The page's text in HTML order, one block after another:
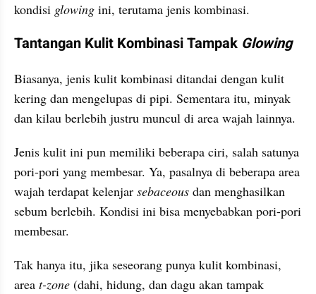
kondisi glowing ini, terutama jenis kombinasi.
Tantangan Kulit Kombinasi Tampak Glowing
Biasanya, jenis kulit kombinasi ditandai dengan kulit
kering dan mengelupas di pipi. Sementara itu, minyak
dan kilau berlebih justru muncul di area wajah lainnya.
Jenis kulit ini pun memiliki beberapa ciri, salah satunya
pori-pori yang membesar. Ya, pasalnya di beberapa area
wajah terdapat kelenjar sebaceous dan menghasilkan
sebum berlebih. Kondisi ini bisa menyebabkan pori-pori
membesar.
Tak hanya itu, jika seseorang punya kulit kombinasi,
area t-zone (dahi, hidung, dan dagu akan tampak